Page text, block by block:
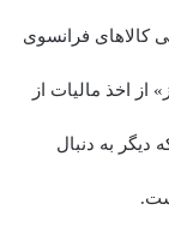
کالاهای فرانسوی
از اخذ مالیات از
به دنبال